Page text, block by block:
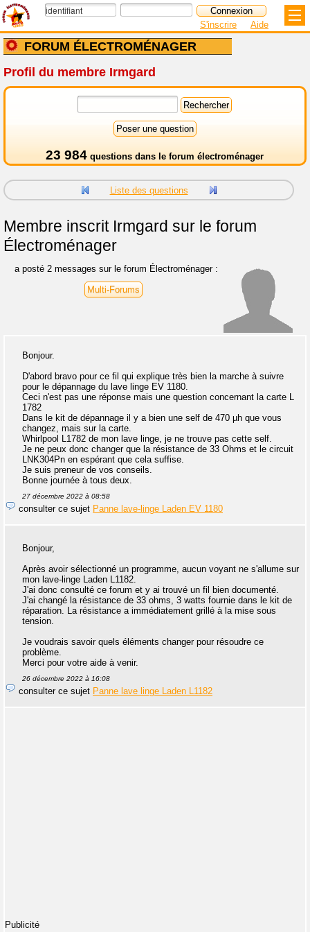
FORUM ÉLECTROMÉNAGER
S'inscrire Aide
Profil du membre Irmgard
23 984 questions dans le forum électroménager
Liste des questions
Membre inscritIrmgard sur le forum
Électroménager
a posté 2 messages sur le forum Électroménager :
Multi-Forums
Bonjour.
D'abord bravo pour ce fil qui explique très bien la marche à suivre
pour le dépannage du lave linge EV 1180.
Ceci n'est pas une réponse mais une question concernant la carte L
1782
Dans le kit de dépannage il y a bien une self de 470 µh que vous
changez, mais sur la carte.
Whirlpool L1782 de mon lave linge, je ne trouve pas cette self.
Je ne peux donc changer que la résistance de 33 Ohms et le circuit
LNK304Pn en espérant que cela suffise.
Je suis preneur de vos conseils.
Bonne journée à tous deux.
27 décembre 2022 à 08:58
consulter ce sujet Panne lave-linge Laden EV 1180
Bonjour,
Après avoir sélectionné un programme, aucun voyant ne s'allume sur
mon lave-linge Laden L1182.
J'ai donc consulté ce forum et y ai trouvé un fil bien documenté.
J'ai changé la résistance de 33 ohms, 3 watts fournie dans le kit de
réparation. La résistance a immédiatement grillé à la mise sous
tension.
Je voudrais savoir quels éléments changer pour résoudre ce
problème.
Merci pour votre aide à venir.
26 décembre 2022 à 16:08
consulter ce sujet Panne lave linge Laden L1182
Publicité